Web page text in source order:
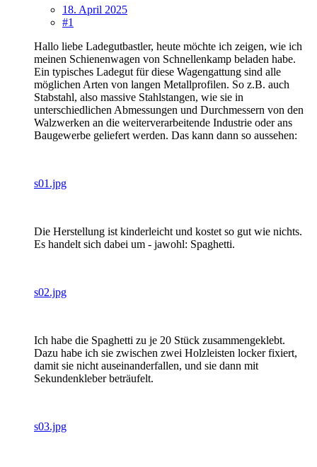
18. April 2025
#1
Hallo liebe Ladegutbastler, heute möchte ich zeigen, wie ich
meinen Schienenwagen von Schnellenkamp beladen habe.
Ein typisches Ladegut für diese Wagengattung sind alle
möglichen Arten von langen Metallprofilen. So z.B. auch
Stabstahl, also massive Stahlstangen, wie sie in
unterschiedlichen Abmessungen und Durchmessern von den
Walzwerken an die weiterverarbeitende Industrie oder ans
Baugewerbe geliefert werden. Das kann dann so aussehen:
s01.jpg
Die Herstellung ist kinderleicht und kostet so gut wie nichts.
Es handelt sich dabei um - jawohl: Spaghetti.
s02.jpg
Ich habe die Spaghetti zu je 20 Stück zusammengeklebt.
Dazu habe ich sie zwischen zwei Holzleisten locker fixiert,
damit sie nicht auseinanderfallen, und sie dann mit
Sekundenkleber beträufelt.
s03.jpg